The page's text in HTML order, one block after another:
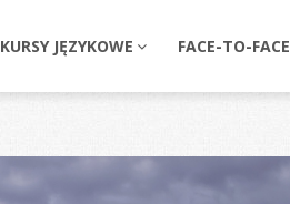
KURSY JĘZYKOWE FACE-TO-FACE